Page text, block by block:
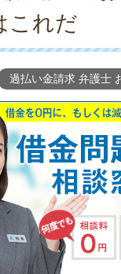
これだ
過払い金請求 弁護士